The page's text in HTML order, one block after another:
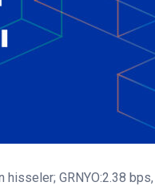
hisseler; GRNYO:2.38 bps,